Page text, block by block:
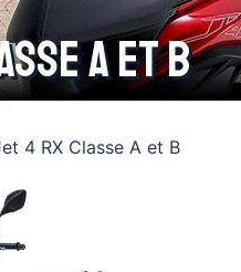
A et B
4 RX Classe A et B